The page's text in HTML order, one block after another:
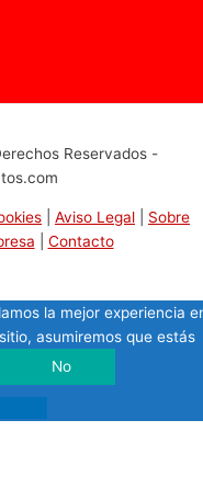
Reservados -
Aviso Legal
Sobre
Contacto
la mejor experiencia
asumiremos que estás
No